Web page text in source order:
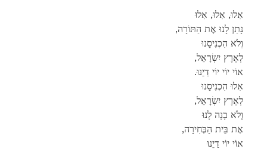
אִלוּ, אִלוּ, אִלוּ
,נָתַן לָנוּ אֶת הַתּוֹרָה
וְלֹא הִכְנִיסָנוּ
,לְאֶרֶץ יִשְׂרָאֵל
.אוֹי יוֹי יוֹי דַיֵנוּ
אִלוּ הִכְנִיסָנוּ
,לְאֶרֶץ יִשְׂרָאֵל
וְלֹא בָנָה לָנוּ
,אֶת בֵּית הַבְּחִירָה
אוֹי יוֹי דַיֵנוּ